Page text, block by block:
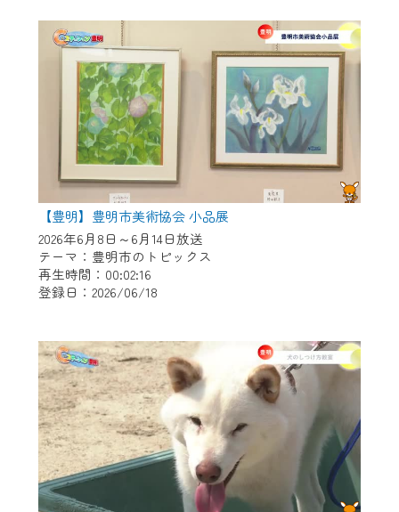
【豊明】豊明市美術協会 小品展
2026年6月8日～6月14日放送
テーマ：豊明市のトピックス
再生時間：00:02:16
登録日：2026/06/18